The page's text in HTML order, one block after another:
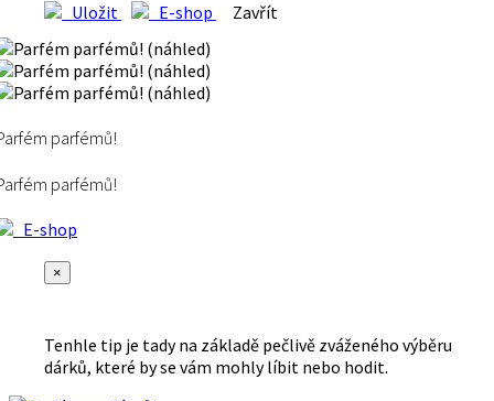
Uložit
E-shop Zavřít
parfémů!
parfémů!
E-shop
×
Tenhle tip je tady na základě pečlivě zváženého výběru
dárků, které by se vám mohly líbit nebo hodit.